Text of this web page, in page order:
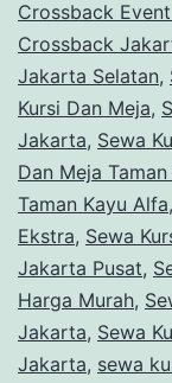
Crossback
Crossback
Jakarta Selatan,
Kursi Dan Meja,
Jakarta, Sewa
Dan Meja
Taman Kayu Alfa,
Ekstra, Sewa
Jakarta Pusat,
Harga Murah,
Jakarta, Sewa
Jakarta, sewa